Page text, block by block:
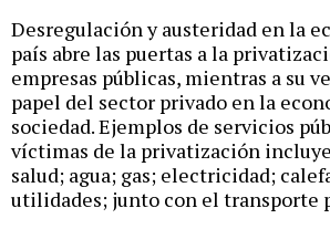
Desregulación y austeridad en la
país abre las puertas a la
empresas públicas, mientras a su
papel del sector privado en la
sociedad. Ejemplos de servicios
víctimas de la privatización
salud; agua; gas; electricidad;
utilidades; junto con el transporte